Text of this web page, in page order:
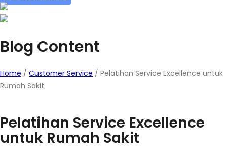
Blog Content
Home / Customer Service / Pelatihan Service Excellence untuk
Rumah Sakit
Pelatihan Service Excellence
untuk Rumah Sakit